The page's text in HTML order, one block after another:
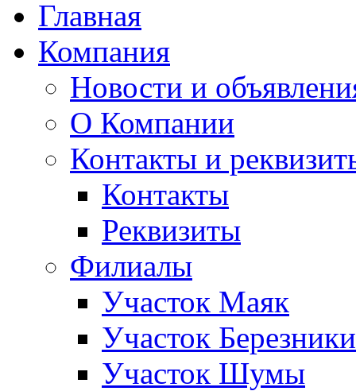
Главная
Компания
Новости и
О Компании
Контакты и
Контакты
Реквизиты
Филиалы
Участок Маяк
Участок Березники
Участок Шумы